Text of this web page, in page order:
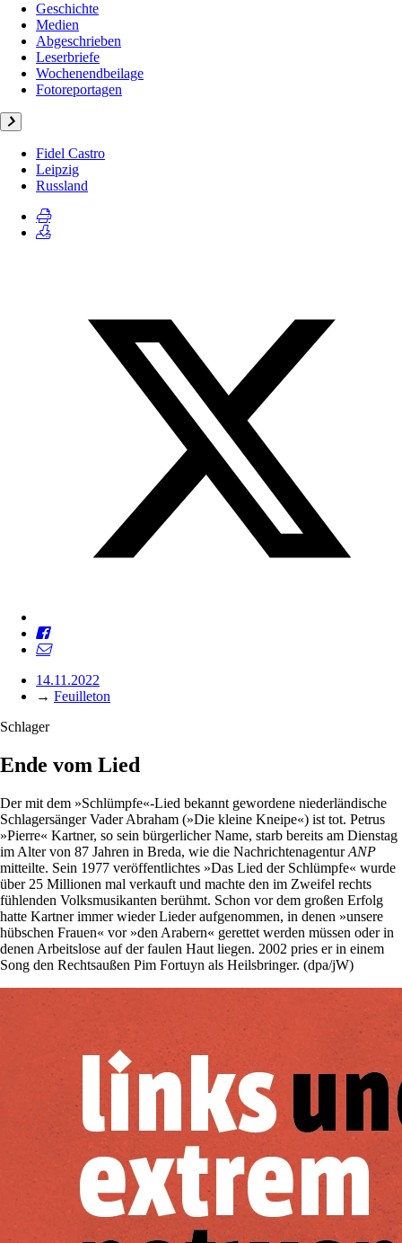
Geschichte
Medien
Abgeschrieben
Leserbriefe
Wochenendbeilage
Fotoreportagen
Fidel Castro
Leipzig
Russland
14.11.2022
→ Feuilleton
Schlager
Ende vom Lied
Der mit dem »Schlümpfe«-Lied bekannt gewordene niederländische
Schlagersänger Vader Abraham (»Die kleine Kneipe«) ist tot. Petrus
»Pierre« Kartner, so sein bürgerlicher Name, starb bereits am Dienstag
im Alter von 87 Jahren in Breda, wie die NachrichtenagenturANP
mitteilte. Sein 1977 veröffentlichtes »Das Lied der Schlümpfe« wurde
über 25 Millionen mal verkauft und machte den im Zweifel rechts
fühlenden Volksmusikanten berühmt. Schon vor dem großen Erfolg
hatte Kartner immer wieder Lieder aufgenommen, in denen »unsere
hübschen Frauen« vor »den Arabern« gerettet werden müssen oder in
denen Arbeitslose auf der faulen Haut liegen. 2002 pries er in einem
Song den Rechtsaußen Pim ­Fortuyn als Heilsbringer. (dpa/jW)